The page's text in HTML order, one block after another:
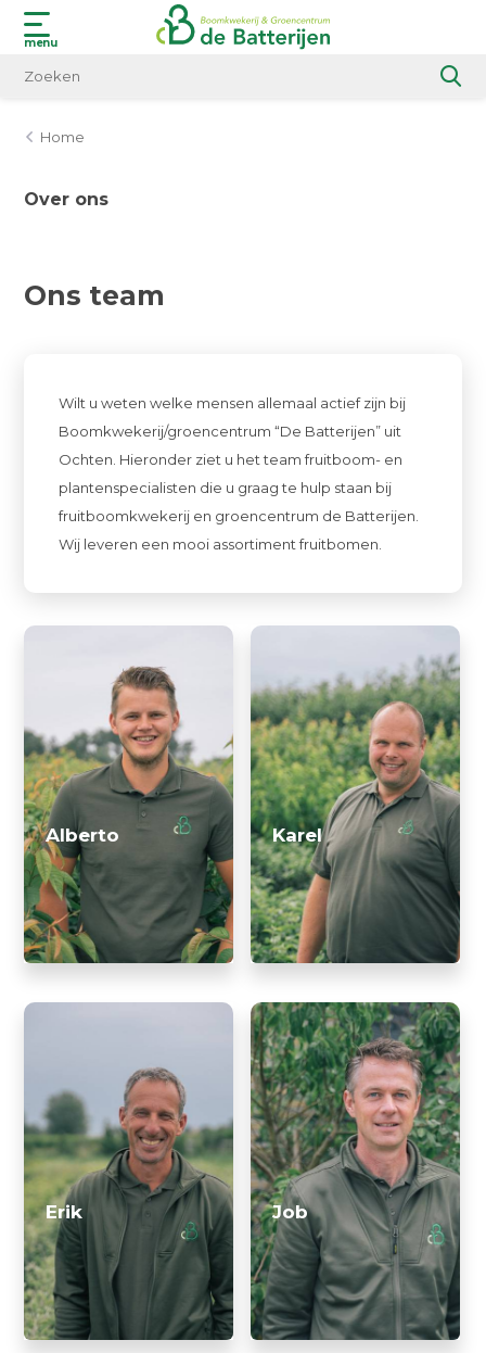
menu
Home
Over ons
Ons team
Wilt u weten welke mensen allemaal actief zijn bij
Boomkwekerij/groencentrum “De Batterijen” uit
Ochten. Hieronder ziet u het team fruitboom- en
plantenspecialisten die u graag te hulp staan bij
fruitboomkwekerij en groencentrum de Batterijen.
Wij leveren een mooi assortiment fruitbomen.
Alberto Karel
Erik Job